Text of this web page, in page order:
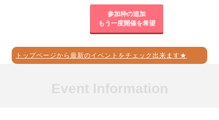
参加枠の追加
もう一度開催を希望
トップページから最新のイベントをチェック出来ます★